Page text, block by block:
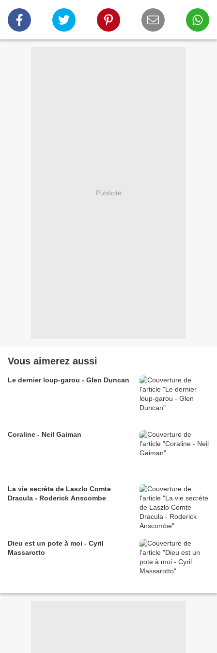
Publicité
Vous aimerez aussi
Le dernier loup-garou - Glen Duncan
Coraline - Neil Gaiman
La vie secrète de Laszlo Comte
Dracula - Roderick Anscombe
Dieu est un pote à moi - Cyril
Massarotto